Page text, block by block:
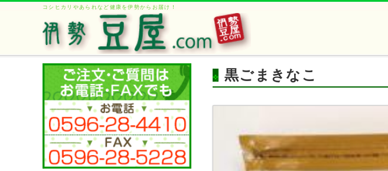
コシヒカリやあられなど健康を伊勢からお届け！
黒ごまきなこ